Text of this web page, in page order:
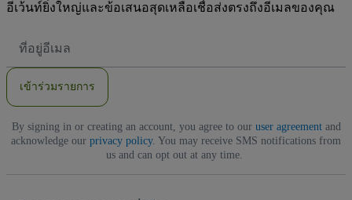
อีเว้นท์ยิ่งใหญ่และข้อเสนอสุดเหลือเชื่อส่งตรงถึงอีเมลของคุณ
อยู่
เข้าร่วมรายการ
By signing in or creating an account, you agree to our user agreementand
acknowledge our privacy policy. You may receive SMS notifications from
us and can opt out at any time.